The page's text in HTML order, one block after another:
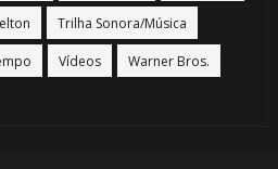
Trilha Sonora/Música
Vídeos Warner Bros.